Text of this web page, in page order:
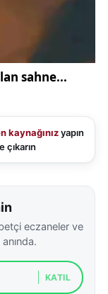
bütünlüğü
dikkat çeken
ardından 19
kaynağınızyapın
eczaneler ve
KATIL